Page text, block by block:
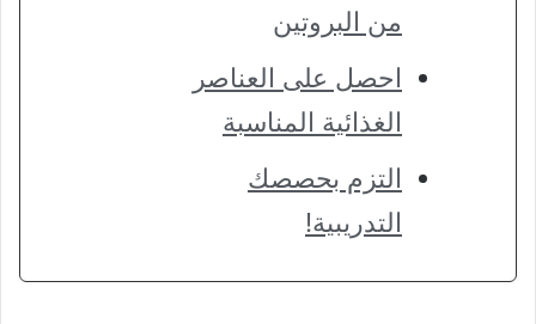
من البروتين
احصل على العناصر
الغذائية المناسبة
التزم بحصصك
التدريبية!